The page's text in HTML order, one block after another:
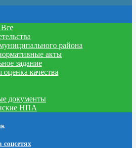
района
акты
задание
качества
документы
НПА